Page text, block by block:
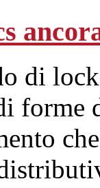
di
forme